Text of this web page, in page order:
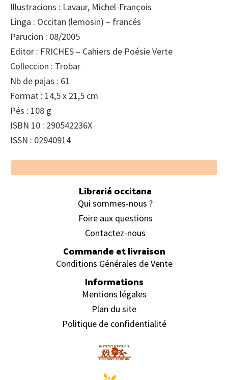
Illustracions : Lavaur, Michel-François
Linga : Occitan (lemosin) – francés
Parucion : 08/2005
Editor : FRICHES – Cahiers de Poésie Verte
Colleccion : Trobar
Nb de pajas : 61
Format : 14,5 x 21,5 cm
Pés : 108 g
ISBN 10 : 290542236X
ISSN : 02940914
Footer
Librariá occitana
Qui sommes-nous ?
Foire aux questions
Contactez-nous
Commande et livraison
Conditions Générales de Vente
Informations
Mentions légales
Plan du site
Politique de confidentialité